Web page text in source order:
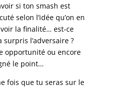
si ton smash est
selon l’idée qu’on en
la finalité… est-ce
l’adversaire ?
opportunité ou encore
le point…
fois que tu seras sur le